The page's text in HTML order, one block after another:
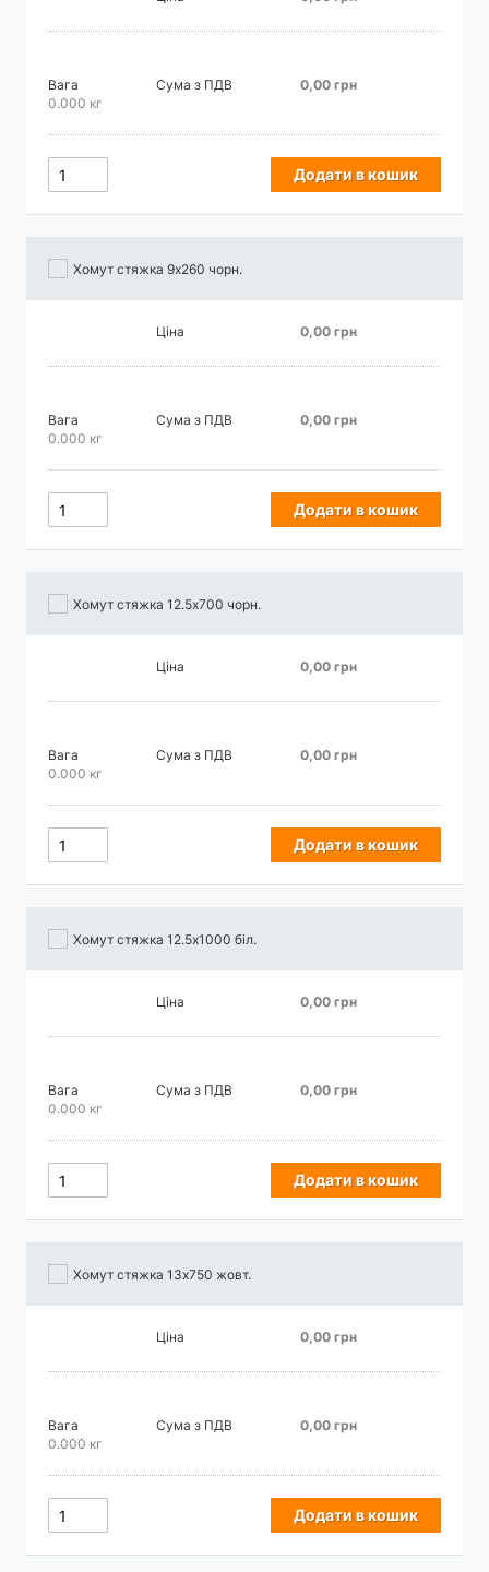
Вага
0.000 кг
Сума з ПДВ 0,00 грн
Додати в кошик
Хомут стяжка 9х260 чорн.
Ціна 0,00 грн
Вага
0.000 кг
Сума з ПДВ 0,00 грн
Додати в кошик
Хомут стяжка 12.5х700 чорн.
Ціна 0,00 грн
Вага
0.000 кг
Сума з ПДВ 0,00 грн
Додати в кошик
Хомут стяжка 12.5х1000 біл.
Ціна 0,00 грн
Вага
0.000 кг
Сума з ПДВ 0,00 грн
Додати в кошик
Хомут стяжка 13х750 жовт.
Ціна 0,00 грн
Вага
0.000 кг
Сума з ПДВ 0,00 грн
Додати в кошик